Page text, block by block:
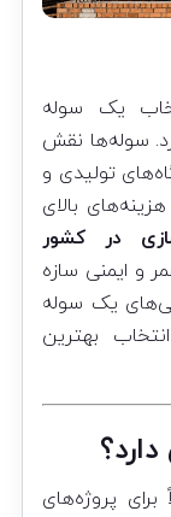
یک سوله
سوله‌ها نقش
تولیدی و
بالای
در کشور
و ایمنی سازه
یک سوله
بهترین
پروژه‌های